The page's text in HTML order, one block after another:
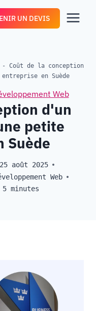
UN DEVIS
Coût de la conception
en Suède
Web
d'un
petite
Suède
25 août 2025
Web
5 minutes